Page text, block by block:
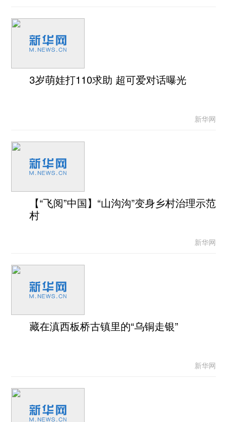
3岁萌娃打110求助 超可爱对话曝光
新华网
【“飞阅”中国】“山沟沟”变身乡村治理示范
村
新华网
藏在滇西板桥古镇里的“乌铜走银”
新华网